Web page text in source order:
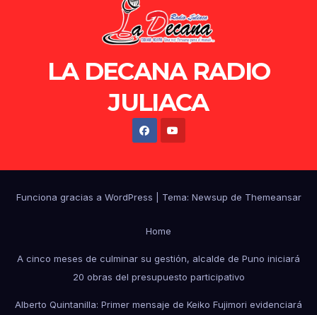
LA DECANA RADIO
JULIACA
Funciona gracias a WordPress Tema: Newsup de Themeansar
Home
A cinco meses de culminar su gestión, alcalde de Puno iniciará
20 obras del presupuesto participativo
Alberto Quintanilla: Primer mensaje de Keiko Fujimori evidenciará